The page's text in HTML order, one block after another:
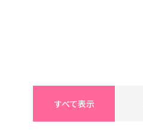
すべて表示